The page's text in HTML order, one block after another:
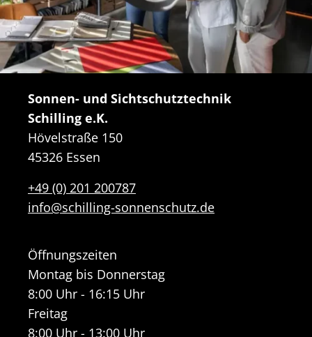
Sonnen- und Sichtschutztechnik
Schilling e.K.
Hövelstraße 150
45326 Essen
+49 (0) 201 200787
info@schilling-sonnenschutz.de
Öffnungszeiten
Montag bis Donnerstag
8:00 Uhr - 16:15 Uhr
Freitag
8:00 Uhr - 13:00 Uhr